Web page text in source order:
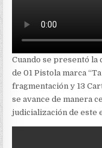
Cuando se presentó la
de 01 Pistola marca
fragmentación y 13
se avance de manera
judicialización de este